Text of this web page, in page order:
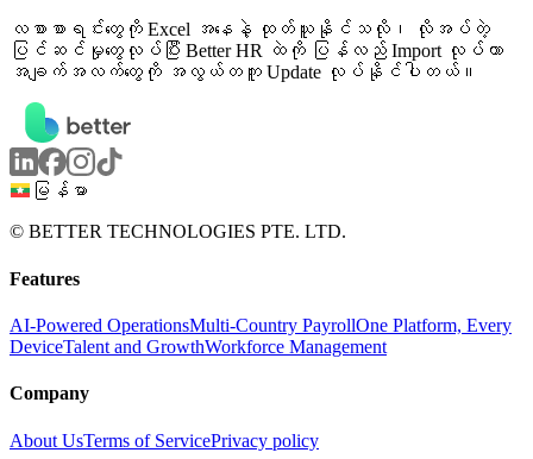
လစာစာရင်းတွေကို Excel အနေနဲ့ ထုတ်ယူနိုင်သလို၊ လိုအပ်တဲ့
ပြင်ဆင်မှုတွေလုပ်ပြီး Better HR ထဲကို ပြန်လည် Import လုပ်ကာ
အချက်အလက်တွေကို အလွယ်တကူ Update လုပ်နိုင်ပါတယ်။
မြန်မာ
© BETTER TECHNOLOGIES PTE. LTD.
Features
AI-Powered OperationsMulti-Country PayrollOne Platform, Every
DeviceTalent and GrowthWorkforce Management
Company
About UsTerms of ServicePrivacy policy